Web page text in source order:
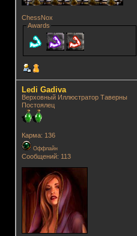
ChessNox
Awards
Ledi Gadiva
Верховный Иллюстратор Таверны
Постоялец
Карма: 136
Оффлайн
Сообщений: 113